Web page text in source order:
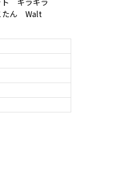
たん Walt